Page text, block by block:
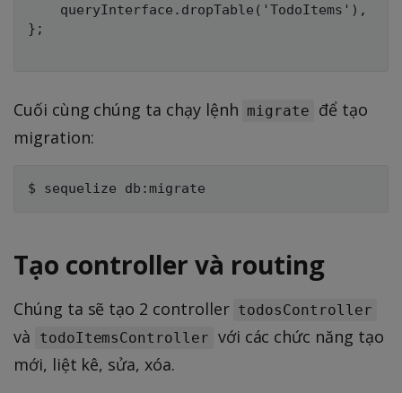
    queryInterface.dropTable('TodoItems'),
};
Cuối cùng chúng ta chạy lệnh migrate
để tạo
migration:
Tạo controller và routing
Chúng ta sẽ tạo 2 controller todosController
và todoItemsController với các chức năng tạo
mới, liệt kê, sửa, xóa.